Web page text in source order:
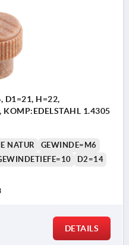
D1=21, H=22,
KOMP:EDELSTAHL 1.4305
NATUR
GEWINDE=M6
D2=14
DETAILS